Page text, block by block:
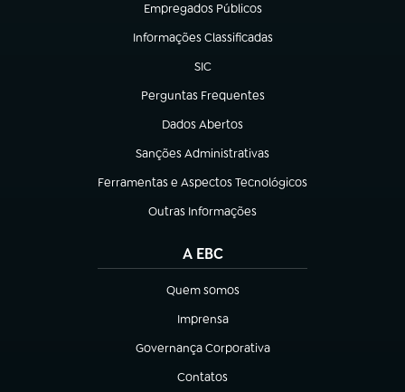
Empregados Públicos
(abre em nova aba)
Informações Classificadas
(abre em nova aba)
SIC
(abre em nova aba)
Perguntas Frequentes
(abre em nova aba)
Dados Abertos
(abre em nova aba)
Sanções Administrativas
(abre em nova aba)
Ferramentas e Aspectos Tecnológicos
(abre em nova aba)
Outras Informações
(abre em nova aba)
A EBC
Quem somos
(abre em nova aba)
Imprensa
(abre em nova aba)
Governança Corporativa
(abre em nova aba)
Contatos
(abre em nova aba)